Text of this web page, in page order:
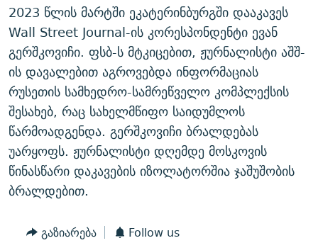
2023 წლის მარტში ეკატერინბურგში დააკავეს
Wall Street Journal-ის კორესპონდენტი ევან
გერშკოვიჩი. ფსბ-ს მტკიცებით, ჟურნალისტი აშშ-
ის დავალებით აგროვებდა ინფორმაციას
რუსეთის სამხედრო-სამრეწველო კომპლექსის
შესახებ, რაც სახელმწიფო საიდუმლოს
წარმოადგენდა. გერშკოვიჩი ბრალდებას
უარყოფს. ჟურნალისტი დღემდე მოსკოვის
წინასწარი დაკავების იზოლატორშია ჯაშუშობის
ბრალდებით.
გაზიარება Follow us